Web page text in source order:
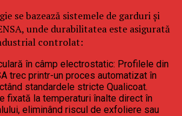
se bazează sistemele de garduri și
unde durabilitatea este asigurată
controlat:
în câmp electrostatic: Profilele din
trec printr-un proces automatizat în
standardele stricte Qualicoat.
fixată la temperaturi înalte direct în
eliminând riscul de exfoliere sau